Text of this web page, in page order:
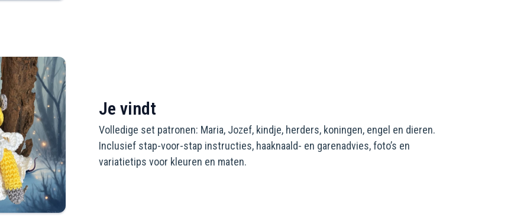
Je vindt
Volledige set patronen: Maria, Jozef, kindje, herders, koningen, engel en dieren.
Inclusief stap-voor-stap instructies, haaknaald- en garenadvies, foto’s en
variatietips voor kleuren en maten.